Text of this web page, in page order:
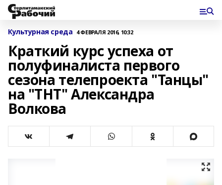
Культурная среда 4 ФЕВРАЛЯ 2016, 10:32
Краткий курс успеха от
полуфиналиста первого
сезона телепроекта "Танцы"
на "ТНТ" Александра
Волкова